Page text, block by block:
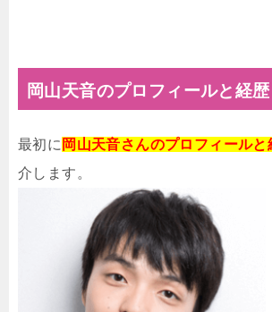
岡山天音のプロフィールと経歴
最初に 岡山天音さんのプロフィールと
介します。